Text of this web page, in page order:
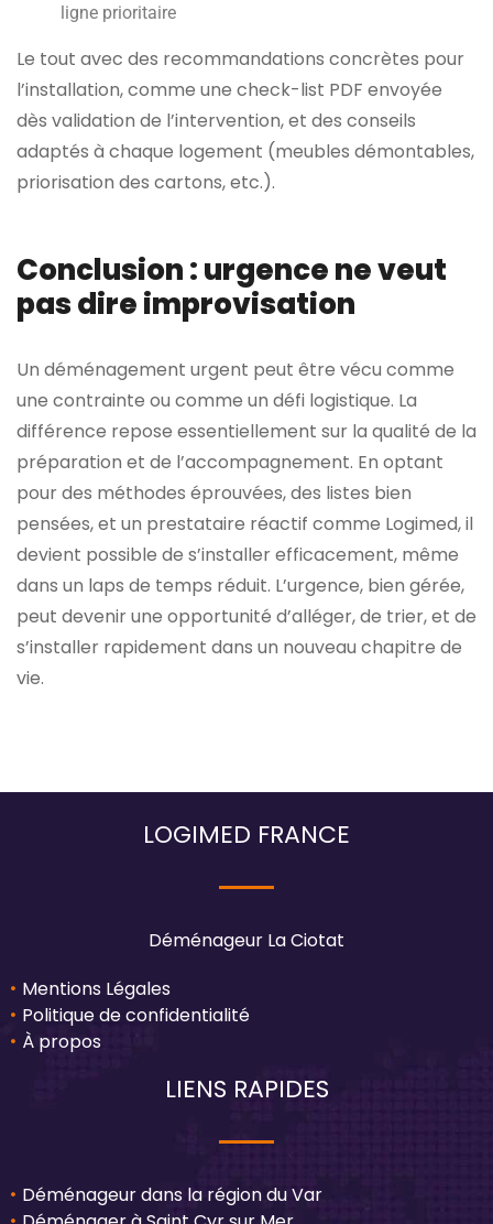
ligne prioritaire
Le tout avec des recommandations concrètes pour
l’installation, comme une check-list PDF envoyée
dès validation de l’intervention, et des conseils
adaptés à chaque logement (meubles démontables,
priorisation des cartons, etc.).
Conclusion : urgence ne veut
pas dire improvisation
Un déménagement urgent peut être vécu comme
une contrainte ou comme un défi logistique. La
différence repose essentiellement sur la qualité de la
préparation et de l’accompagnement. En optant
pour des méthodes éprouvées, des listes bien
pensées, et un prestataire réactif comme Logimed, il
devient possible de s’installer efficacement, même
dans un laps de temps réduit. L’urgence, bien gérée,
peut devenir une opportunité d’alléger, de trier, et de
s’installer rapidement dans un nouveau chapitre de
vie.
LOGIMED FRANCE
Déménageur La Ciotat
Mentions Légales
Politique de confidentialité
À propos
LIENS RAPIDES
Déménageur dans la région du Var